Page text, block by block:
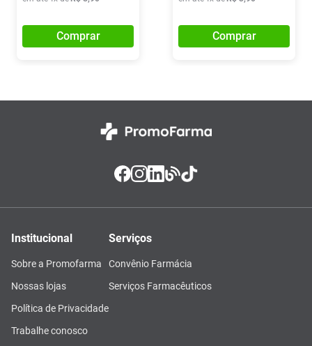
Comprar Comprar
Institucional
Sobre a Promofarma
Nossas lojas
Política de Privacidade
Trabalhe conosco
Serviços
Convênio Farmácia
Serviços Farmacêuticos